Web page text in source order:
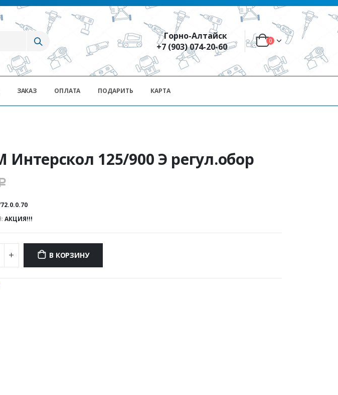
Горно-Алтайск
+7 (903) 074-20-60
0
ЗАКАЗ ОПЛАТА ПОДАРИТЬ КАРТА
125/900 Э регул.обор
АКЦИЯ!!!
В КОРЗИНУ